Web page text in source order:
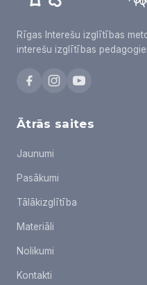
Rīgas Interešu izglītības
interešu izglītības
Ātrās saites
Jaunumi
Pasākumi
Tālākizglītība
Materiāli
Nolikumi
Kontakti